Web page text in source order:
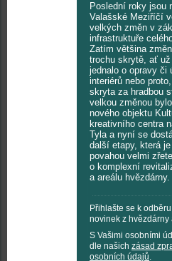
Poslední roky jsou
Valašské Meziříčí
velkých změn v
infrastruktuře
Zatím většina
trochu skrytě, ať
jednalo o opravy či
interiérů nebo
skryta za hradbou
velkou změnou
nového objektu
kreativního centra
Tyla a nyní se
další etapy, která
povahou velmi
o komplexní
a areálu hvězdárny.
Přihlašte se k
novinek z hvězdárny
S Vašimi osobními
dle našich zásad
osobních údajů.